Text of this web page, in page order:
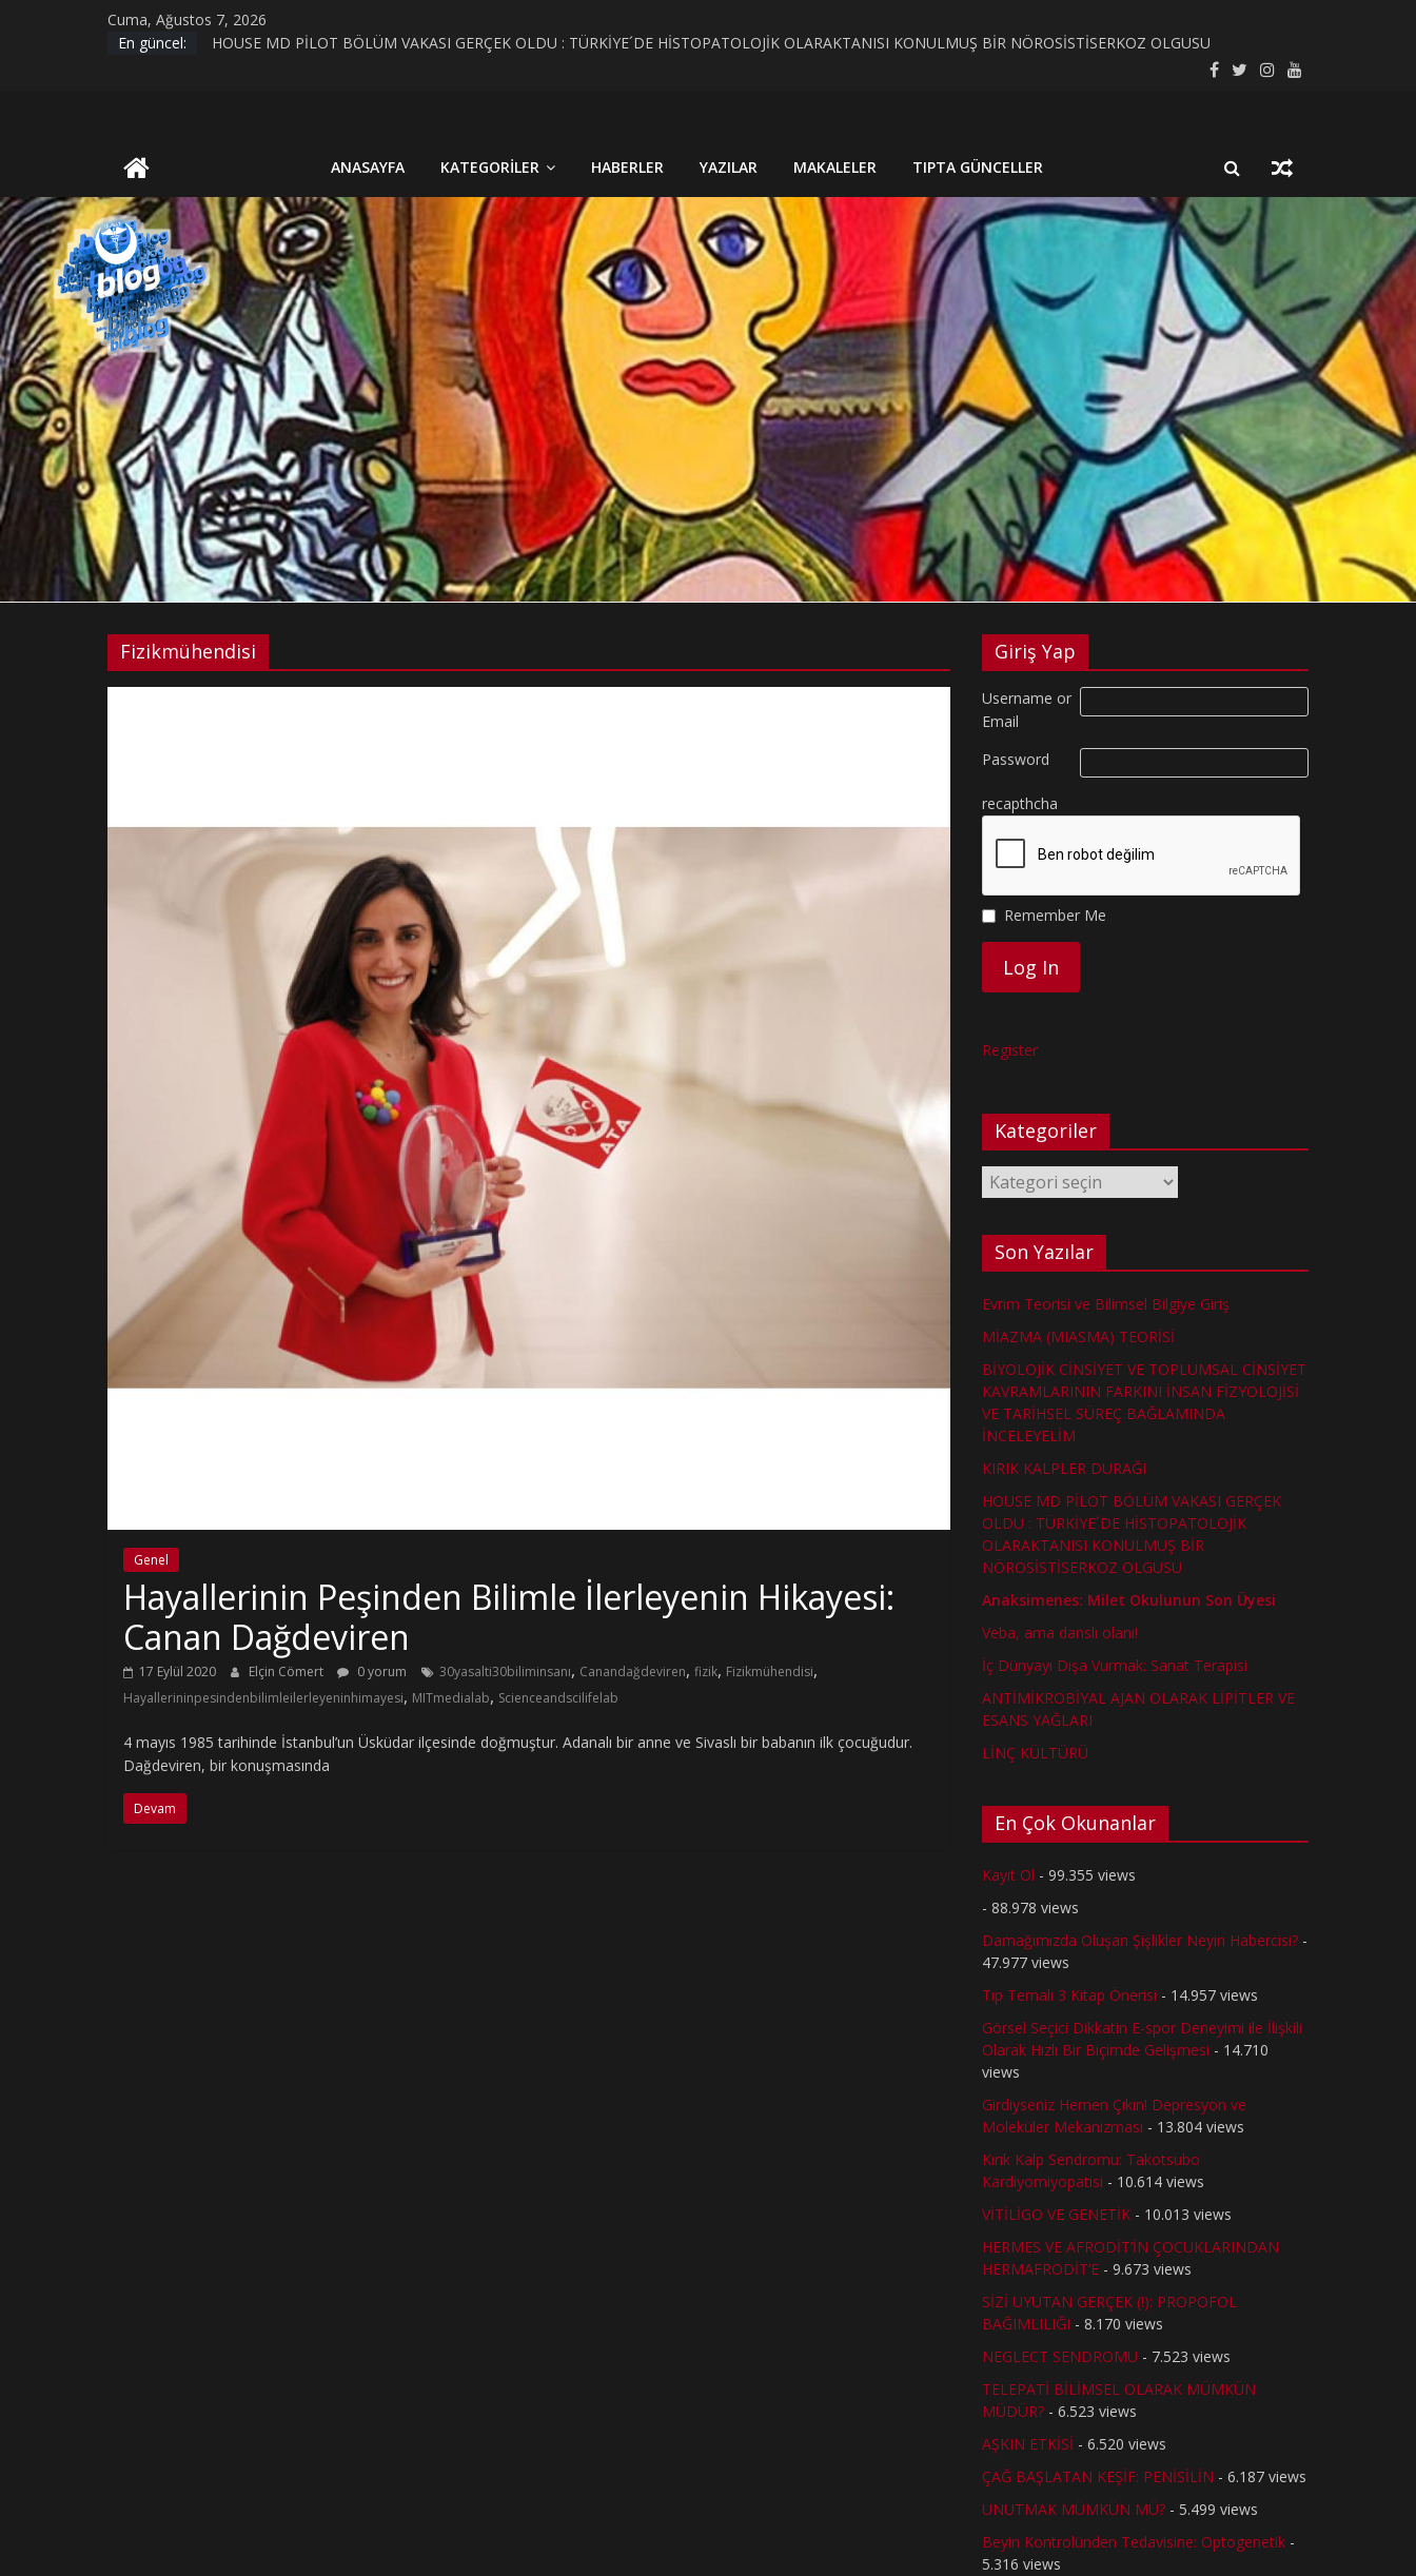
Cuma, Ağustos 7, 2026
En güncel:
KIRIK KALPLER DURAĞI
HOUSE MD PİLOT BÖLÜM VAKASI GERÇEK OLDU : TÜRKİYE´DE HİSTOPATOLOJİK OLARAKTANISI KONULMUŞ BİR NÖROSİSTİSERKOZ OLGUSU
UluBAT
Blog
Ya
Öyle
Değilse?
ANASAYFA KATEGORILER HABERLER YAZILAR MAKALELER TIPTA GÜNCELLER
Fizikmühendisi
Genel
Hayallerinin Peşinden Bilimle İlerleyenin Hikayesi:
Canan Dağdeviren
17 Eylül 2020 Elçin Cömert 0 yorum 30yasalti30biliminsanı, Canandağdeviren, fizik, Fizikmühendisi,
Hayallerininpesindenbilimleilerleyeninhimayesi, MITmedialab, Scienceandscilifelab
4 mayıs 1985 tarihinde İstanbul’un Üsküdar ilçesinde doğmuştur. Adanalı bir anne ve Sivaslı bir babanın ilk çocuğudur.
Dağdeviren, bir konuşmasında
Devam
Giriş Yap
Username or
Email
Password
recapthcha
Remember Me
Register
Kategoriler
Kategoriler
Son Yazılar
Evrim Teorisi ve Bilimsel Bilgiye Giriş
MİAZMA (MIASMA) TEORİSİ
BİYOLOJİK CİNSİYET VE TOPLUMSAL CİNSİYET
KAVRAMLARININ FARKINI İNSAN FİZYOLOJİSİ
VE TARİHSEL SÜREÇ BAĞLAMINDA
İNCELEYELİM
KIRIK KALPLER DURAĞI
HOUSE MD PİLOT BÖLÜM VAKASI GERÇEK
OLDU : TÜRKİYE´DE HİSTOPATOLOJİK
OLARAKTANISI KONULMUŞ BİR
NÖROSİSTİSERKOZ OLGUSU
Anaksimenes: Milet Okulunun Son Üyesi
Veba, ama danslı olanı!
İç Dünyayı Dışa Vurmak: Sanat Terapisi
ANTİMİKROBİYAL AJAN OLARAK LİPİTLER VE
ESANS YAĞLARI
LİNÇ KÜLTÜRÜ
En Çok Okunanlar
Kayıt Ol - 99.355 views
- 88.978 views
Damağımızda Oluşan Şişlikler Neyin Habercisi? -
47.977 views
Tıp Temalı 3 Kitap Önerisi - 14.957 views
Görsel Seçici Dikkatin E-spor Deneyimi ile İlişkili
Olarak Hızlı Bir Biçimde Gelişmesi - 14.710
views
Girdiyseniz Hemen Çıkın! Depresyon ve
Moleküler Mekanizması - 13.804 views
Kırık Kalp Sendromu: Takotsubo
Kardiyomiyopatisi - 10.614 views
VİTİLİGO VE GENETİK - 10.013 views
HERMES VE AFRODİT’İN ÇOCUKLARINDAN
HERMAFRODİT’E - 9.673 views
SİZİ UYUTAN GERÇEK (!): PROPOFOL
BAĞIMLILIĞI - 8.170 views
NEGLECT SENDROMU - 7.523 views
TELEPATİ BİLİMSEL OLARAK MÜMKÜN
MÜDÜR? - 6.523 views
AŞKIN ETKİSİ - 6.520 views
ÇAĞ BAŞLATAN KEŞİF: PENİSİLİN - 6.187 views
UNUTMAK MÜMKÜN MÜ? - 5.499 views
Beyin Kontrolünden Tedavisine: Optogenetik -
5.316 views